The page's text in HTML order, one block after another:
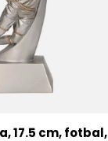
17.5 cm, fotbal,